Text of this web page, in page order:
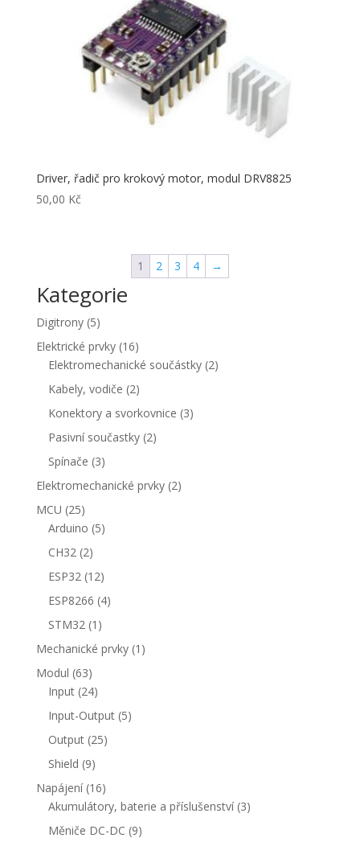
Driver, řadič pro krokový motor, modul DRV8825
50,00 Kč
1 2 3 4 →
Kategorie
Digitrony 55
produktů
Elektrické prvky 1616
produktů
Elektromechanické součástky 22
Kabely, vodiče 22
produkty
Konektory a svorkovnice 33
Pasivní součastky 22
Spínače 33
produkty
Elektromechanické prvky 22
MCU 2525
produktů
Arduino 55
CH32 22
produkty
ESP32 1212
produktů
ESP8266 44
STM32 1 1
produkt
Mechanické prvky 1 1
Modul 6363
produktů
Input 2424
produktů
Input-Output 55
Output 2525
Shield 99
produktů
Napájení 1616
produktů
Akumulátory, baterie a příslušenství 33
Měniče DC-DC 99